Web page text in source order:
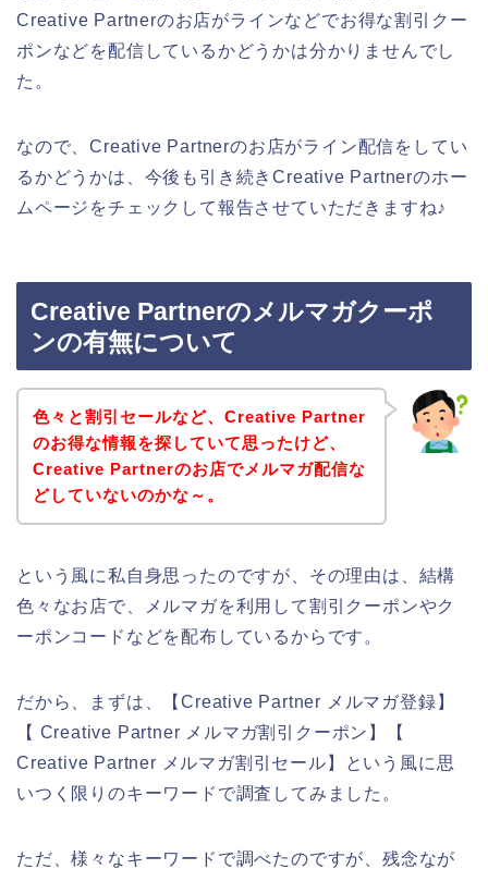
Creative Partnerのお店がラインなどでお得な割引クー
ポンなどを配信しているかどうかは分かりませんでし
た。
なので、Creative Partnerのお店がライン配信をしてい
るかどうかは、今後も引き続きCreative Partnerのホー
ムページをチェックして報告させていただきますね♪
Creative Partnerのメルマガクーポ
ンの有無について
色々と割引セールなど、Creative Partner
のお得な情報を探していて思ったけど、
Creative Partnerのお店でメルマガ配信な
どしていないのかな～。
という風に私自身思ったのですが、その理由は、結構
色々なお店で、メルマガを利用して割引クーポンやク
ーポンコードなどを配布しているからです。
だから、まずは、【Creative Partner メルマガ登録】
【 Creative Partner メルマガ割引クーポン】【
Creative Partner メルマガ割引セール】という風に思
いつく限りのキーワードで調査してみました。
ただ、様々なキーワードで調べたのですが、残念なが